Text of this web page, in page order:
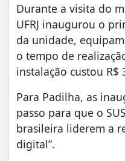
Durante a visita do
UFRJ inaugurou o
da unidade,
o tempo de
instalação custou R$
Para Padilha, as
passo para que o
brasileira liderem a
digital”.